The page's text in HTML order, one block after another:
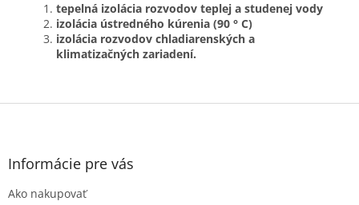
tepelná izolácia rozvodov teplej a studenej vody
izolácia ústredného kúrenia (90 ° C)
izolácia rozvodov chladiarenských a
klimatizačných zariadení.
Z
Informácie pre vás
Ako nakupovať